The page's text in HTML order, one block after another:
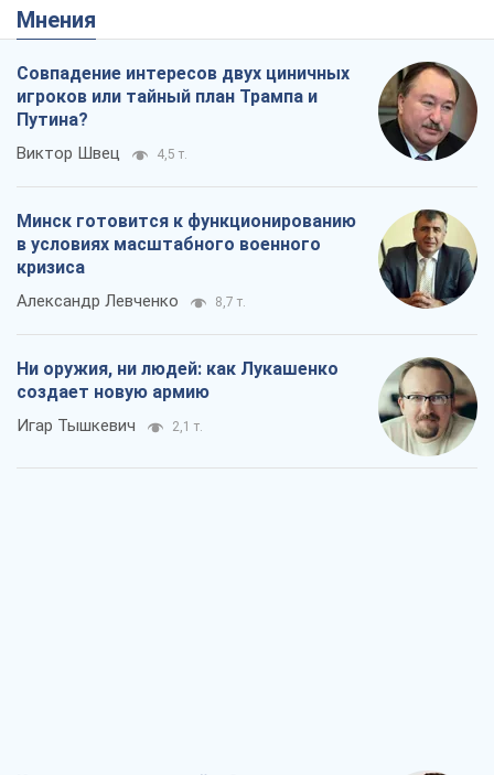
Мнения
Совпадение интересов двух циничных
игроков или тайный план Трампа и
Путина?
Виктор Швец 4,5 т.
Минск готовится к функционированию
в условиях масштабного военного
кризиса
Александр Левченко 8,7 т.
Ни оружия, ни людей: как Лукашенко
создает новую армию
Игар Тышкевич 2,1 т.